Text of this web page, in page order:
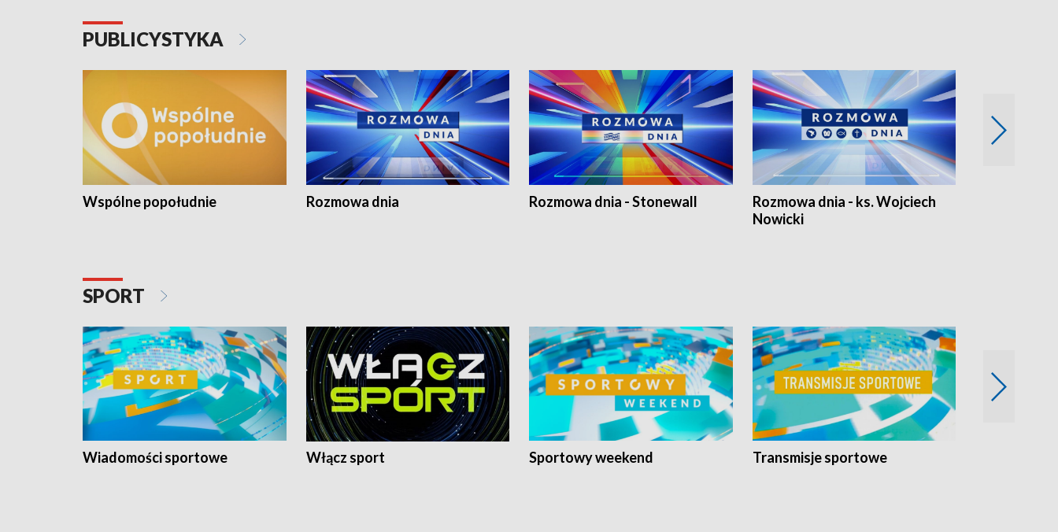
PUBLICYSTYKA
Wspólne popołudnie Rozmowa dnia Rozmowa dnia - Stonewall
Rozmowa dnia - ks. Wojciech
Nowicki
SPORT
Wiadomości sportowe Włącz sport Sportowy weekend Transmisje sportowe